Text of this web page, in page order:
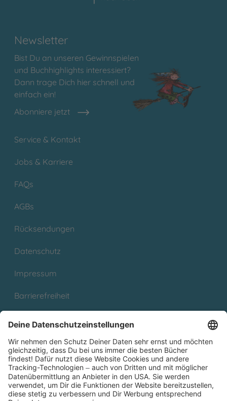
Newsletter
Bist Du an unseren Gewinnspielen
und Buchhighlights interessiert?
Dann trage Dich hier schnell und
einfach ein!
Abonniere jetzt
Service & Kontakt
Jobs & Karriere
FAQs
AGBs
Rücksendungen
Datenschutz
Impressum
Barrierefreiheit
Partnerprogramm (Affiliate)
Folge uns auf